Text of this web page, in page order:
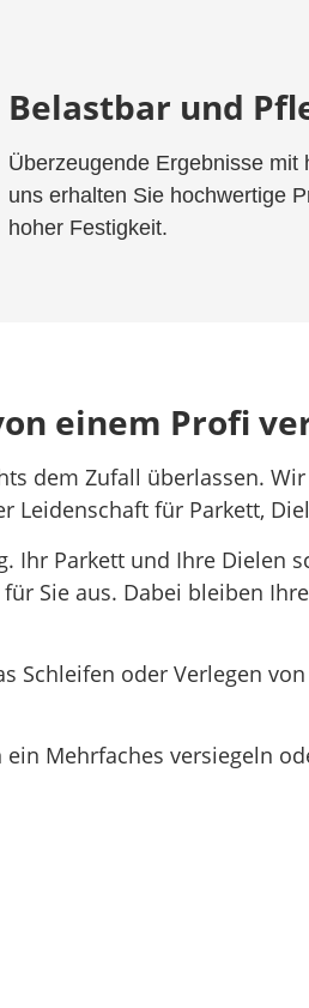
Belastbar und
Überzeugende Ergebnisse
uns erhalten Sie hochwertige
hoher Festigkeit.
einem Profi
dem Zufall überlassen.
für Parkett,
Ihr Parkett und Ihre Dielen
Sie aus. Dabei bleiben
oder Verlegen
Mehrfaches versiegeln